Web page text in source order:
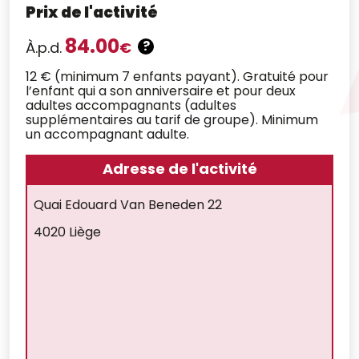
Prix de l'activité
À.p.d. 84.00€ ?
12 € (minimum 7 enfants payant). Gratuité pour
l’enfant qui a son anniversaire et pour deux
adultes accompagnants (adultes
supplémentaires au tarif de groupe). Minimum
un accompagnant adulte.
Adresse de l'activité
Quai Edouard Van Beneden 22
4020 Liège